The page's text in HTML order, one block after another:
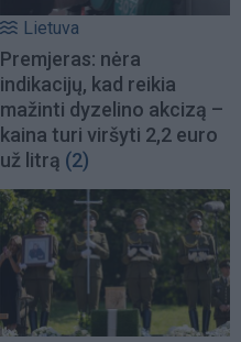
Lietuva
Premjeras: nėra
indikacijų, kad reikia
mažinti dyzelino akcizą –
kaina turi viršyti 2,2 euro
už litrą (2)